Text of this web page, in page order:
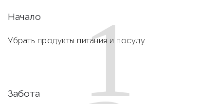
1
Начало
Убрать продукты питания и посуду
Забота